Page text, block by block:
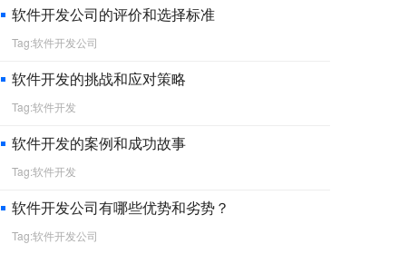
软件开发公司的评价和选择标准
Tag:软件开发公司
软件开发的挑战和应对策略
Tag:软件开发
软件开发的案例和成功故事
Tag:软件开发
软件开发公司有哪些优势和劣势？
Tag:软件开发公司